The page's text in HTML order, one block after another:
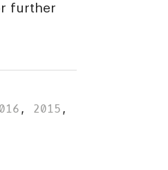
further
, 2015,